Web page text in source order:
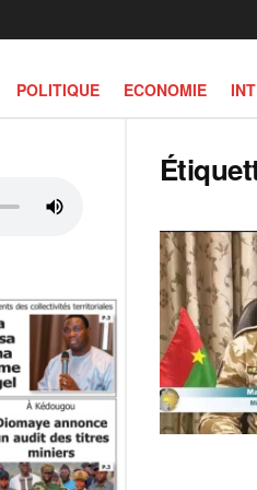
POLITIQUE ECONOMIE